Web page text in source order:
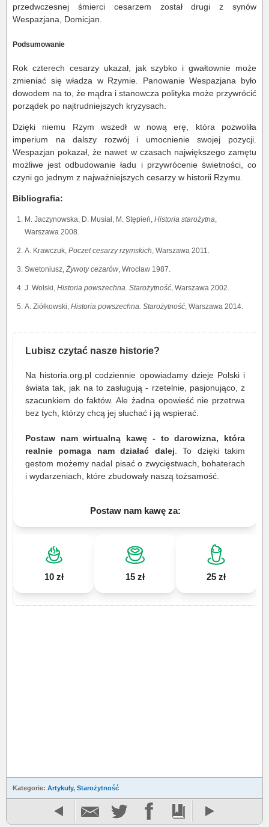
przedwczesnej śmierci cesarzem został drugi z synów
Wespazjana, Domicjan.
Podsumowanie
Rok czterech cesarzy ukazał, jak szybko i gwałtownie może
zmieniać się władza w Rzymie. Panowanie Wespazjana było
dowodem na to, że mądra i stanowcza polityka może przywrócić
porządek po najtrudniejszych kryzysach.
Dzięki niemu Rzym wszedł w nową erę, która pozwoliła
imperium na dalszy rozwój i umocnienie swojej pozycji.
Wespazjan pokazał, że nawet w czasach największego zamętu
możliwe jest odbudowanie ładu i przywrócenie świetności, co
czyni go jednym z najważniejszych cesarzy w historii Rzymu.
Bibliografia:
M. Jaczynowska, D. Musiał, M. Stępień, Historia starożytna,
Warszawa 2008.
A. Krawczuk, Poczet cesarzy rzymskich, Warszawa 2011.
Swetoniusz, Żywoty cezarów, Wrocław 1987.
J. Wolski, Historia powszechna. Starożytność, Warszawa 2002.
A. Ziółkowski, Historia powszechna. Starożytność, Warszawa 2014.
Lubisz czytać nasze historie?
Na historia.org.pl codziennie opowiadamy dzieje Polski i
świata tak, jak na to zasługują - rzetelnie, pasjonująco, z
szacunkiem do faktów. Ale żadna opowieść nie przetrwa
bez tych, którzy chcą jej słuchać i ją wspierać.
Postaw nam wirtualną kawę - to darowizna, która
realnie pomaga nam działać dalej . To dzięki takim
gestom możemy nadal pisać o zwycięstwach, bohaterach
i wydarzeniach, które zbudowały naszą tożsamość.
Postaw nam kawę za:
10 zł 15 zł 25 zł
Kategorie: Artykuły, Starożytność